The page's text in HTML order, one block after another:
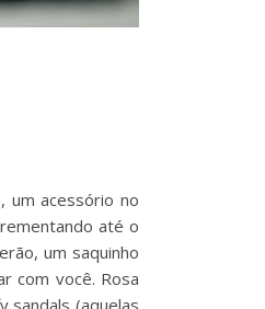
um acessório no
até o
um saquinho
com você. Rosa